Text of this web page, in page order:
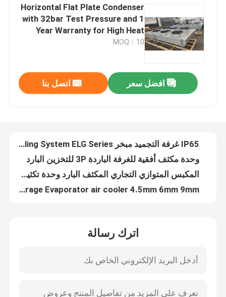
منتجات
اتصل بنا
أخبار
اطلب عرض أسعار
مبخر غرفة التبريد
Horizontal Flat Plate Condenser
with 32bar Test Pressure and 1
Year Warranty for High Heat
Exchange Efficiency
MOQ：10
افضل سعر اتصل بنا
IP65 غرفة التجميد مبخر Glycol Cold Room Cooling System ELG Series
نظام تبريد وحدة تكثيف الغرفة الباردة أحادية الكتلة من Frost Temp للتخزين البارد
R507 وحدة نظام التبريد والتخزين البارد للمبرد ODM
ODM مكثف مياه أحادي مبرد أفقي وأنبوب مكثف
Cold Room Parallel Scroll Condensing Unit Compressor Rack
اترك رسالة